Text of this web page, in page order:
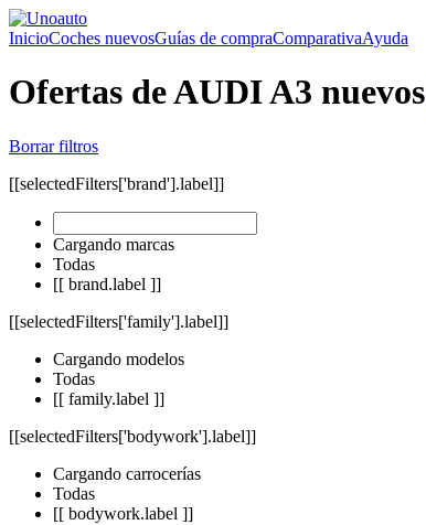
InicioCoches nuevosGuías de compraComparativaAyuda
Ofertas de AUDI A3 nuevos
Borrar filtros
[[selectedFilters['brand'].label]]
Cargando marcas
Todas
[[ brand.label ]]
[[selectedFilters['family'].label]]
Cargando modelos
Todas
[[ family.label ]]
[[selectedFilters['bodywork'].label]]
Cargando carrocerías
Todas
[[ bodywork.label ]]